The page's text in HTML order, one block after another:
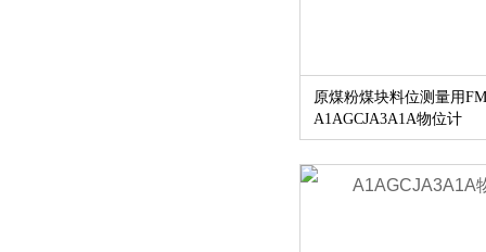
原煤粉煤块料位测量用
A1AGCJA3A1A物位计